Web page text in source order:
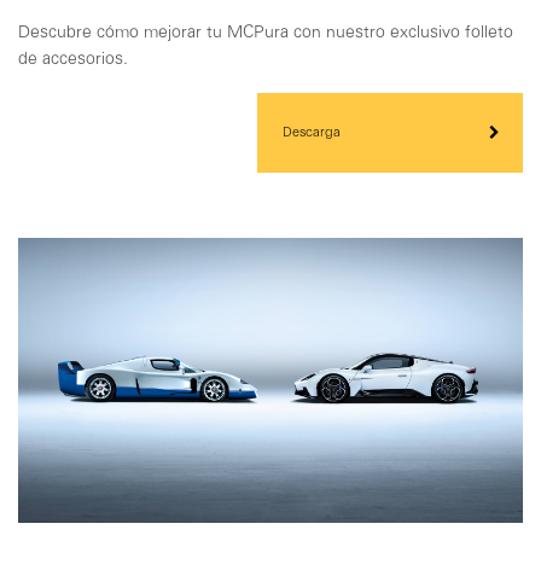
Descubre cómo mejorar tu MCPura con nuestro exclusivo folleto
de accesorios.
Descarga